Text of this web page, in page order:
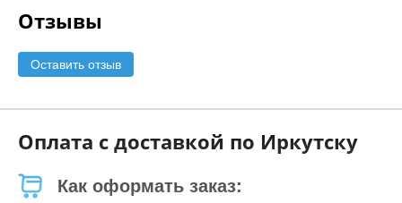
Отзывы
Оставить отзыв
Оплата с доставкой по Иркутску
Как оформать заказ: